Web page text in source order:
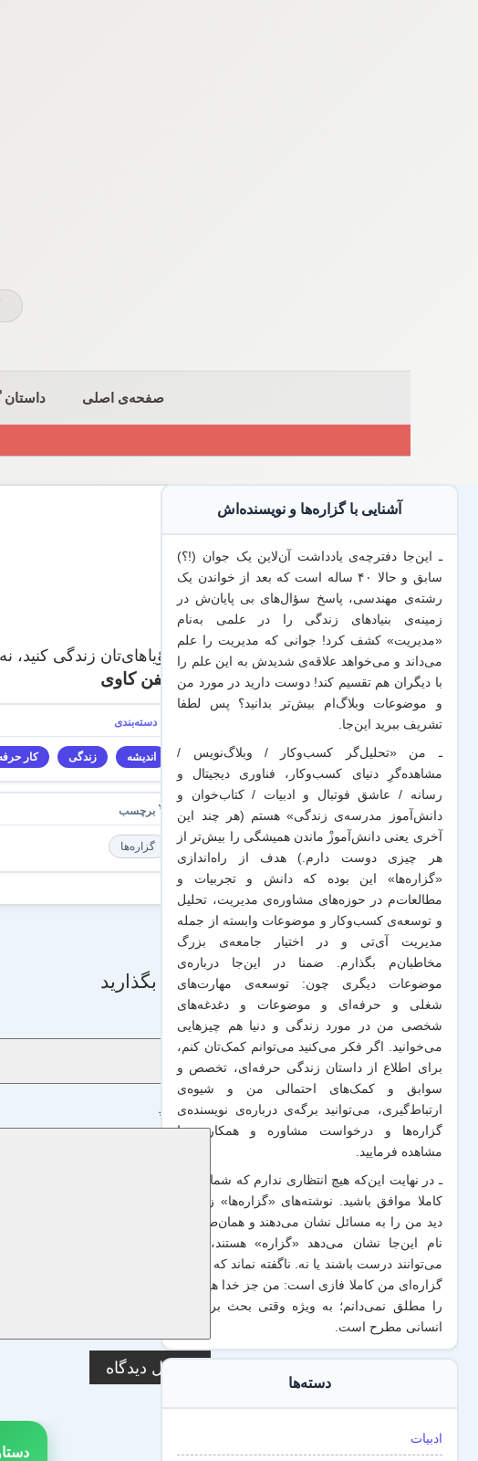
صفحه‌ی اصلی داستان
با رؤیاهای‌تان زندگی کنید،
استفن کاوی
اندیشه زندگی کار
گزاره‌ها
دیدگاه بگذارید
نام
دیدگاه *
آشنایی با گزاره‌ها و نویسنده‌اش
ـ این‌جا دفترچه‌ی یادداشت‌ آن‌لاین یک جوان (!؟)
سابق و حالا ۴۰ ساله است که بعد از خواندن یک
رشته‌ی مهندسی، پاسخ سؤال‌های بی پایان‌ش در
زمینه‌ی بنیادهای زندگی را در علمی به‌نام
«مدیریت» کشف کرد! جوانی که مدیریت را علم
می‌داند و می‌خواهد علاقه‌ی شدیدش به این علم را
بادیگران همتقسیم کند! دوست دارید در مورد من
و موضوعات وبلاگ‌ام بیش‌تر بدانید؟ پس لطفا
تشریف ببرید این‌جا.
ـ من «تحلیل‌گر کسب‌وکار / وبلاگ‌نویس /
مشاهده‌گرِ دنیای کسب‌وکار، فناوری دیجیتال و
رسانه / عاشق فوتبال و ادبیات / کتاب‌خوان و
دانش‌آموز مدرسه‌ی زندگی» هستم (هر چند این
آخری یعنی دانش‌آموزْ ماندن همیشگی را بیش‌تر از
هر چیزی دوست دارم.) هدف از راه‌اندازی
«گزاره‌ها» این بوده که دانش و تجربیات‌ و
مطالعات‌م در حوزه‌های مشاوره‌ی مدیریت، تحلیل
و توسعه‌ی کسب‌وکار و موضوعات وابسته از جمله
مدیریت آی‌تی و در اختیار جامعه‌ی بزرگ
مخاطبان‌م بگذارم. ضمنا در این‌جا درباره‌ی
موضوعات دیگری چون: توسعه‌ی مهارت‌های
شغلی و حرفه‌ای و موضوعات و دغدغه‌های
شخصی من در مورد زندگی و دنیا هم چیزهایی
می‌خوانید. اگر فکر می‌کنید می‌توانم کمک‌تان کنم،
برای اطلاع از داستان زندگی حرفه‌ای، تخصص و
سوابق و کمک‌های احتمالی من و شیو‌ه‌ی
ارتباط‌گیری، می‌توانید برگه‌یدرباره‌ی نویسنده‌ی
گزاره‌ها و درخواست مشاوره و همکاریرا
مشاهده فرمایید.
ـ در نهایت این‌که هیچ انتظاری ندارم که شما با من
کاملا موافق باشید. نوشته‌های «گزاره‌ها» زاویه‌ی
دید من را به مسائل نشان می‌دهند و همان‌طور که
نام این‌جا نشان می‌دهد «گزاره‌» هستند، یعنی
می‌توانند درست باشند یا نه. ناگفته نماند که منطق
گزاره‌ای من کاملا فازی است: من جز خدا هیچ چیز
را مطلق نمی‌دانم؛ به ویژه وقتی بحث برداشت
انسانی مطرح است.
دسته‌ها
ادبیات